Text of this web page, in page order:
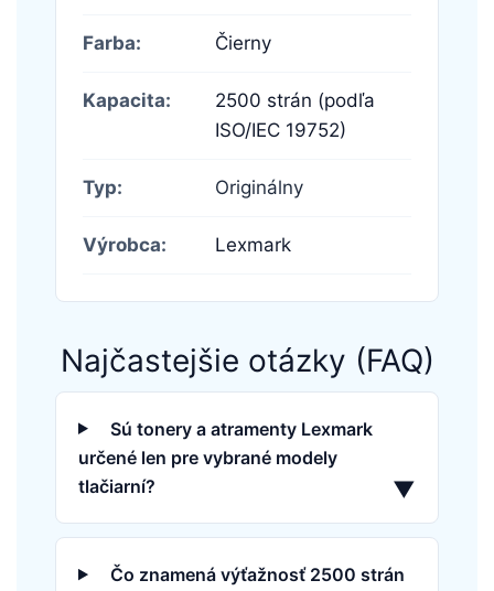
Farba: Čierny
Kapacita:
2500 strán (podľa
ISO/IEC 19752)
Typ: Originálny
Výrobca: Lexmark
Najčastejšie otázky (FAQ)
Sú tonery a atramenty Lexmark
určené len pre vybrané modely
tlačiarní?
▼
Čo znamená výťažnosť 2500 strán